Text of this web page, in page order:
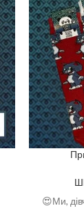
😍Ми,